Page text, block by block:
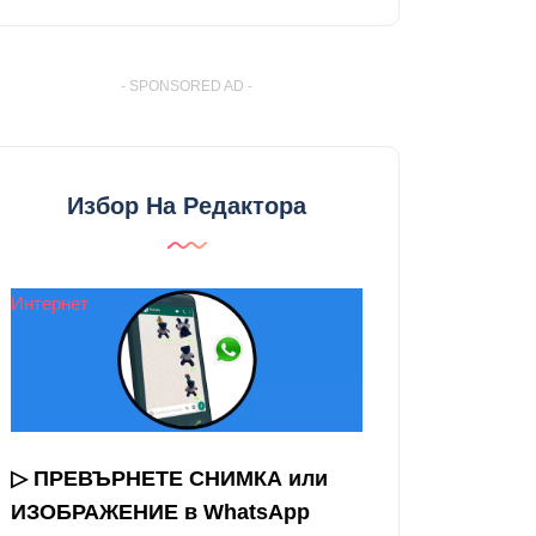
- SPONSORED AD -
Избор На Редактора
Интернет
▷ ПРЕВЪРНЕТЕ СНИМКА или
ИЗОБРАЖЕНИЕ в WhatsApp